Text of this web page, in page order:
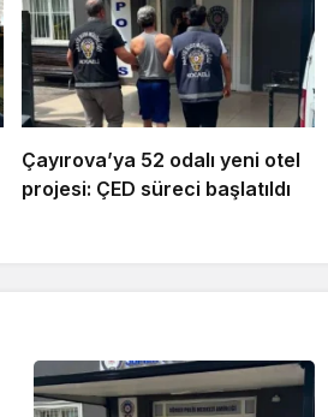
Çayırova’ya 52 odalı yeni otel
projesi: ÇED süreci başlatıldı